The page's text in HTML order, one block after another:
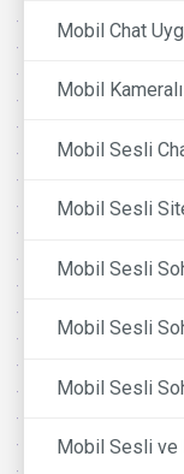
Mobil Chat
Mobil
Mobil Sesli
Mobil Sesli
Mobil Sesli
Mobil Sesli
Mobil Sesli
Mobil Sesli ve